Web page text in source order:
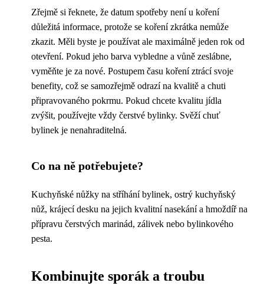
Zřejmě si řeknete, že datum spotřeby není u koření
důležitá informace, protože se koření zkrátka nemůže
zkazit. Měli byste je používat ale maximálně jeden rok od
otevření. Pokud jeho barva vybledne a vůně zeslábne,
vyměňte je za nové. Postupem času koření ztrácí svoje
benefity, což se samozřejmě odrazí na kvalitě a chuti
připravovaného pokrmu. Pokud chcete kvalitu jídla
zvýšit, používejte vždy čerstvé bylinky. Svěží chuť
bylinek je nenahraditelná.
Co na ně potřebujete?
Kuchyňské nůžky na stříhání bylinek, ostrý kuchyňský
nůž, krájecí desku na jejich kvalitní nasekání a hmoždíř na
přípravu čerstvých marinád, zálivek nebo bylinkového
pesta.
Kombinujte sporák a troubu